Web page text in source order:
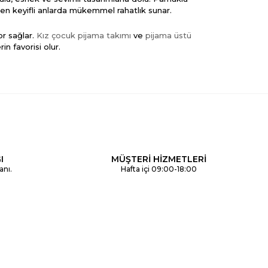
keyifli anlarda mükemmel rahatlık sunar.
sağlar. Kız çocuk pijama takımı ve pijama üstü
favorisi olur.
ise nefes alabilir yapısıyla yaz aylarında
bekliyor.
MÜŞTERİ HİZMETLERİ
Hafta içi 09:00-18:00